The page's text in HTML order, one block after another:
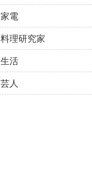
家電
料理研究家
生活
芸人